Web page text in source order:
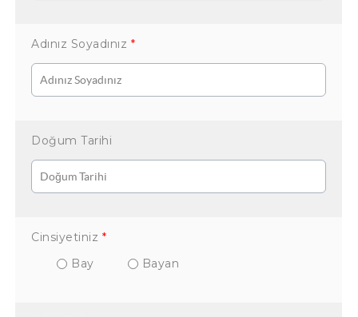
Adınız Soyadınız *
Doğum Tarihi
Cinsiyetiniz *
Bay
Bayan